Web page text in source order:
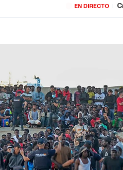
ECONOMÍADEPORTES
EN DIRECTO